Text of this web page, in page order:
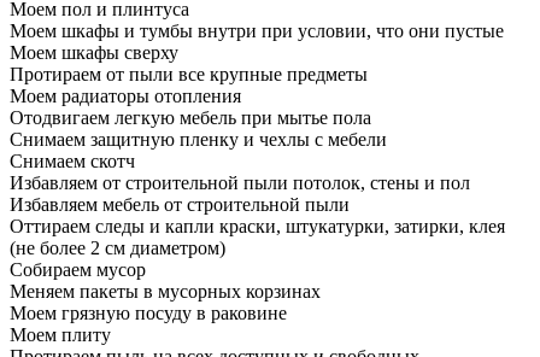
Моем пол и плинтуса
Моем шкафы и тумбы внутри при условии, что они пустые
Моем шкафы сверху
Протираем от пыли все крупные предметы
Моем радиаторы отопления
Отодвигаем легкую мебель при мытье пола
Снимаем защитную пленку и чехлы с мебели
Снимаем скотч
Избавляем от строительной пыли потолок, стены и пол
Избавляем мебель от строительной пыли
Оттираем следы и капли краски, штукатурки, затирки, клея
(не более 2 см диаметром)
Собираем мусор
Меняем пакеты в мусорных корзинах
Моем грязную посуду в раковине
Моем плиту